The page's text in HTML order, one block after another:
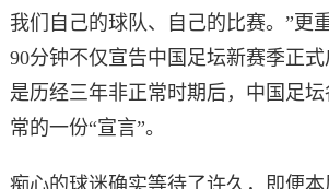
我们自己的球队、自己的比赛。”更
90分钟不仅宣告中国足坛新赛季正
是历经三年非正常时期后，中国足
常的一份“宣言”。
痴心的球迷确实等待了许久，即便